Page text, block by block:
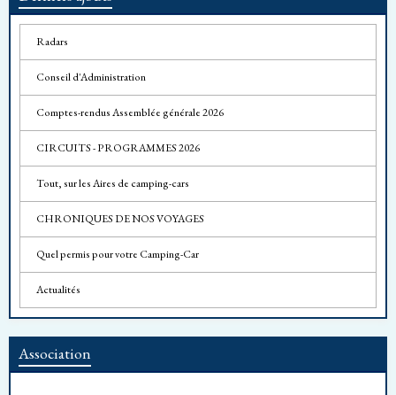
Radars
Conseil d'Administration
Comptes-rendus Assemblée générale 2026
CIRCUITS - PROGRAMMES 2026
Tout, sur les Aires de camping-cars
CHRONIQUES DE NOS VOYAGES
Quel permis pour votre Camping-Car
Actualités
Association